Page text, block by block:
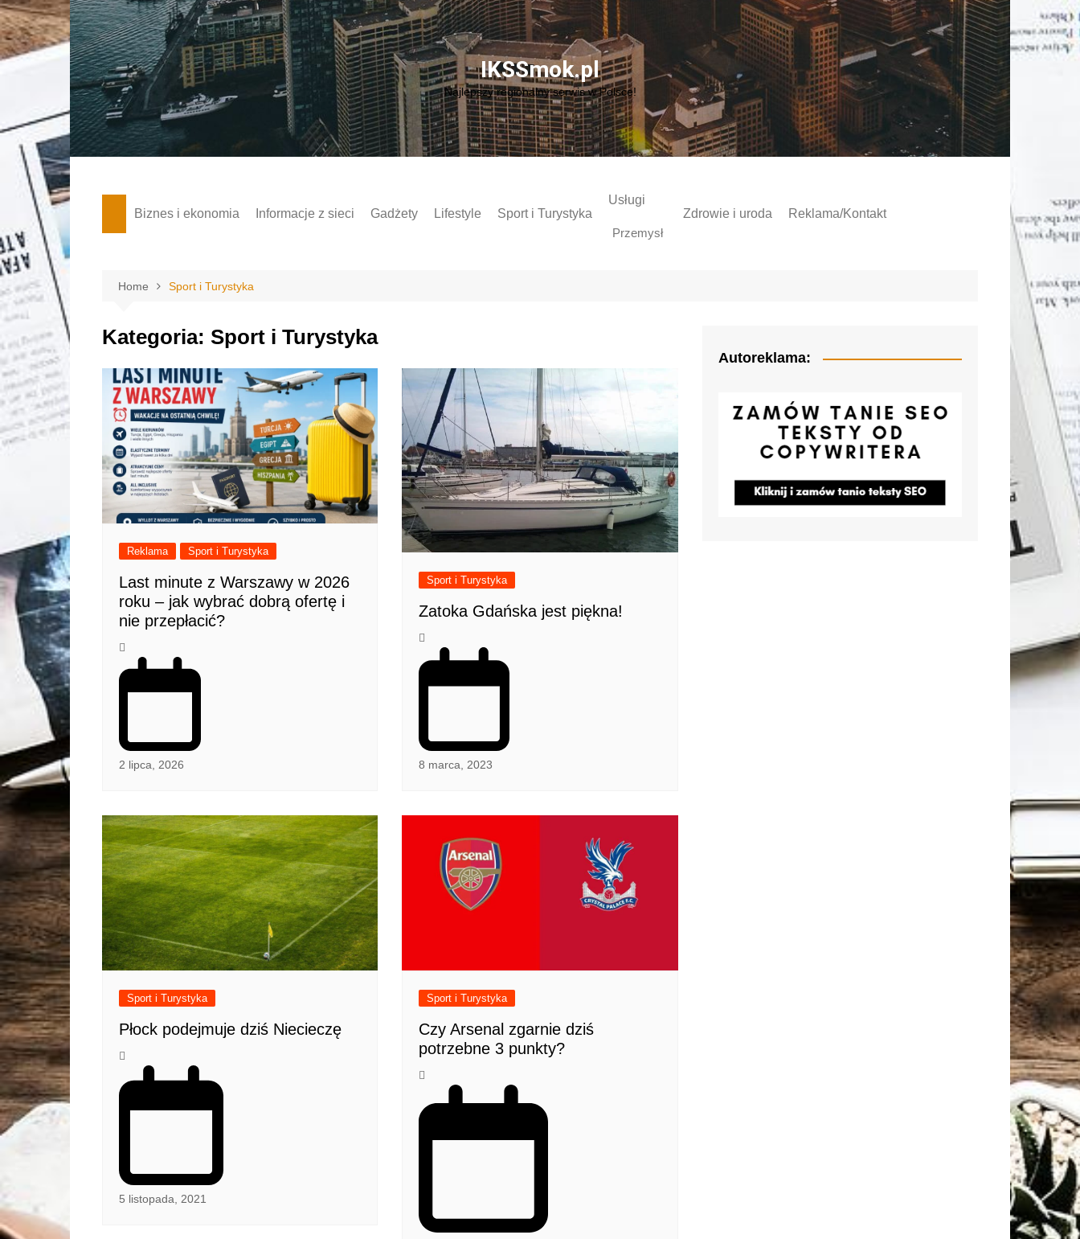
Skip
to
content
IKSSmok.pl
Najlepszy regionalny serwis w Polsce!
Biznes i ekonomia Informacje z sieci Gadżety Lifestyle Sport i Turystyka
Usługi
Przemysł
Zdrowie i uroda Reklama/Kontakt
Home Sport i Turystyka
Kategoria: Sport i Turystyka
Reklama Sport i Turystyka
Last minute z Warszawy w 2026
roku – jak wybrać dobrą ofertę i
nie przepłacić?
2 lipca, 2026
Sport i Turystyka
Zatoka Gdańska jest piękna!
8 marca, 2023
Sport i Turystyka
Płock podejmuje dziś Niecieczę
5 listopada, 2021
Sport i Turystyka
Czy Arsenal zgarnie dziś
potrzebne 3 punkty?
Autoreklama: